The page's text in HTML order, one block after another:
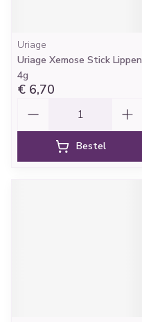
Uriage
Uriage Xemose Stick Lippen
4g
€ 6,70
Bestel